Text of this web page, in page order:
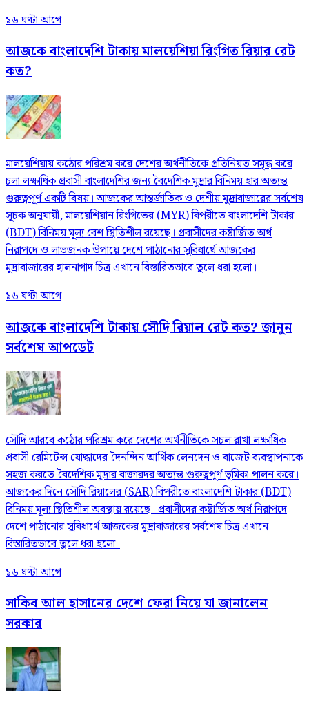
১৬ ঘণ্টা আগে
আজকে বাংলাদেশি টাকায় মালয়েশিয়া রিংগিত রিয়ার রেট
কত?
মালয়েশিয়ায় কঠোর পরিশ্রম করে দেশের অর্থনীতিকে প্রতিনিয়ত সমৃদ্ধ করে
চলা লক্ষাধিক প্রবাসী বাংলাদেশির জন্য বৈদেশিক মুদ্রার বিনিময় হার অত্যন্ত
গুরুত্বপূর্ণ একটি বিষয়। আজকের আন্তর্জাতিক ও দেশীয় মুদ্রাবাজারের সর্বশেষ
সূচক অনুযায়ী, মালয়েশিয়ান রিংগিতের (MYR) বিপরীতে বাংলাদেশি টাকার
(BDT) বিনিময় মূল্য বেশ স্থিতিশীল রয়েছে। প্রবাসীদের কষ্টার্জিত অর্থ
নিরাপদে ও লাভজনক উপায়ে দেশে পাঠানোর সুবিধার্থে আজকের
মুদ্রাবাজারের হালনাগাদ চিত্র এখানে বিস্তারিতভাবে তুলে ধরা হলো।
১৬ ঘণ্টা আগে
আজকে বাংলাদেশি টাকায় সৌদি রিয়াল রেট কত? জানুন
সর্বশেষ আপডেট
সৌদি আরবে কঠোর পরিশ্রম করে দেশের অর্থনীতিকে সচল রাখা লক্ষাধিক
প্রবাসী রেমিটেন্স যোদ্ধাদের দৈনন্দিন আর্থিক লেনদেন ও বাজেট ব্যবস্থাপনাকে
সহজ করতে বৈদেশিক মুদ্রার বাজারদর অত্যন্ত গুরুত্বপূর্ণ ভূমিকা পালন করে।
আজকের দিনে সৌদি রিয়ালের (SAR) বিপরীতে বাংলাদেশি টাকার (BDT)
বিনিময় মূল্য স্থিতিশীল অবস্থায় রয়েছে। প্রবাসীদের কষ্টার্জিত অর্থ নিরাপদে
দেশে পাঠানোর সুবিধার্থে আজকের মুদ্রাবাজারের সর্বশেষ চিত্র এখানে
বিস্তারিতভাবে তুলে ধরা হলো।
১৬ ঘণ্টা আগে
সাকিব আল হাসানের দেশে ফেরা নিয়ে যা জানালেন
সরকার